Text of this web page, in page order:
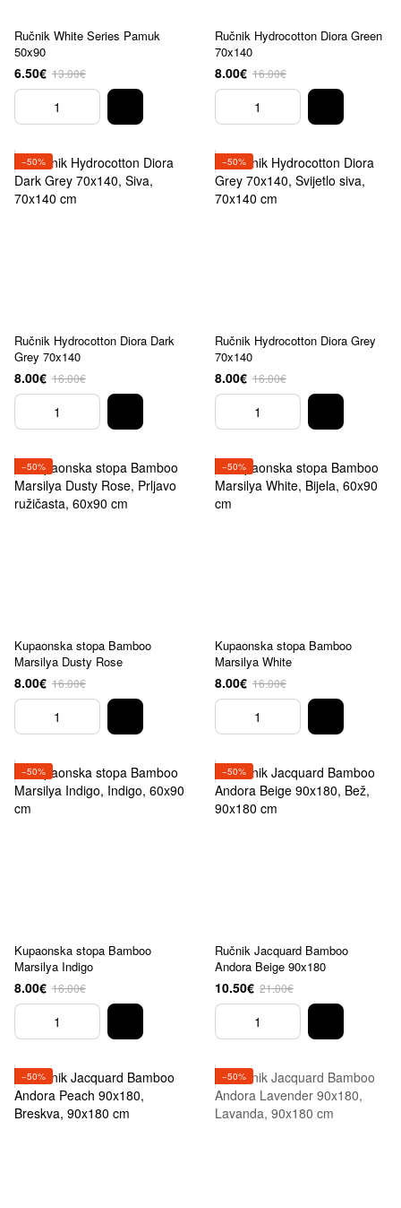
Ručnik White Series Pamuk
50x90
6.50€ 13.00€
Ručnik Hydrocotton Diora Green
70x140
8.00€ 16.00€
−50%
Ručnik Hydrocotton Diora Dark
Grey 70x140
8.00€ 16.00€
−50%
Ručnik Hydrocotton Diora Grey
70x140
8.00€ 16.00€
−50%
Kupaonska stopa Bamboo
Marsilya Dusty Rose
8.00€ 16.00€
−50%
Kupaonska stopa Bamboo
Marsilya White
8.00€ 16.00€
−50%
Kupaonska stopa Bamboo
Marsilya Indigo
8.00€ 16.00€
−50%
Ručnik Jacquard Bamboo
Andora Beige 90x180
10.50€ 21.00€
−50% −50%